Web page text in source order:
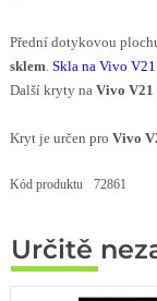
Přední dotykovou
sklem Skla na Vivo
Další kryty na Vivo V21
Kryt je určen pro Vivo
Kód produktu 72861
Určitě